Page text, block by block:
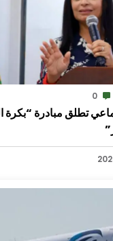
0
تطلق مبادرة “بكرة